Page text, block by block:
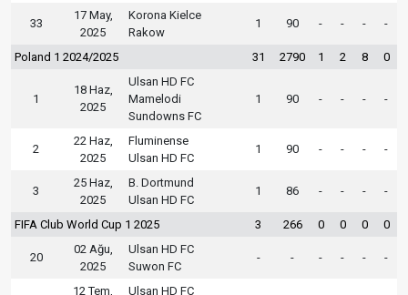
33
17 May,
2025
Korona Kielce
Rakow
1 90 - - - -
Poland 1 2024/2025 31 2790 1 2 8 0
1
18 Haz,
2025
Ulsan HD FC
Mamelodi
Sundowns FC
1 90 - - - -
2
22 Haz,
2025
Fluminense
Ulsan HD FC
1 90 - - - -
3
25 Haz,
2025
B. Dortmund
Ulsan HD FC
1 86 - - - -
FIFA Club World Cup 1 2025 3 266 0 0 0 0
20
02 Ağu,
2025
Ulsan HD FC
Suwon FC
- - - - - -
12 Tem,
Ulsan HD FC